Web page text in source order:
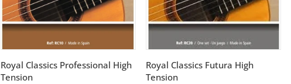
Royal Classics Professional High
Tension
Royal Classics Futura High
Tension